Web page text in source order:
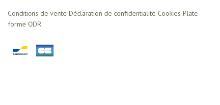
Conditions de vente Déclaration de confidentialité Cookies Plate-
forme ODR